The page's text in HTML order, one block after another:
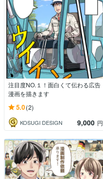
注目度NO.１！面白くて伝わる広告
漫画を描きます
5.0(2)
KOSUGI DESIGN 9,000 円